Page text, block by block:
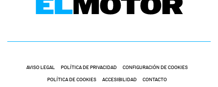
AVISO LEGAL POLÍTICA DE PRIVACIDAD CONFIGURACIÓN DE COOKIES
POLÍTICA DE COOKIES ACCESIBILIDAD CONTACTO